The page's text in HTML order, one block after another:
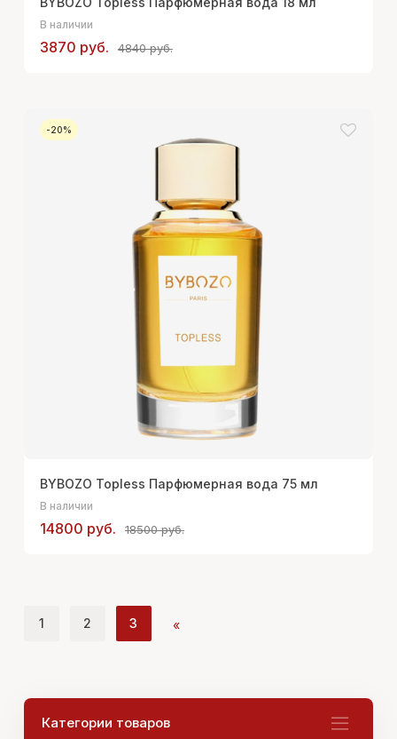
В наличии
3870 руб. 4840 руб.
-20%
BYBOZO Topless Парфюмерная вода 75 мл
В наличии
14800 руб. 18500 руб.
«
1 2 3
Категории товаров